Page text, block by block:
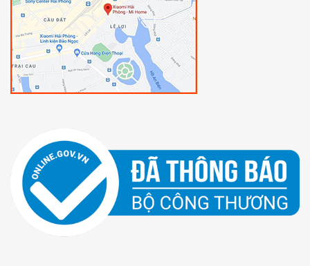
Bảo mật người dùng cao cấp: Chỉ có người giám hộ
(người nắm tài khoản) mới có quyền thao tác và cấu
hình đồng hồ Wonlex.
Dù đồng hồ Wonlex có bị tháo pin, tháo sim… nhưng
khi được bật trở lại và có kết nối, người giám hộ vẫn sẽ
Sản phẩm chính hãng Wonlex, bảo hành 12 tháng
Sản phẩm có 3 màu sắc Đen – Xanh – Hồng